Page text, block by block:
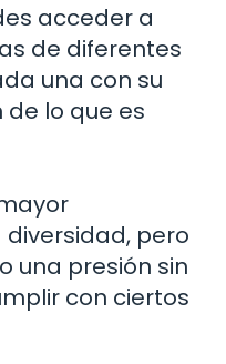
acceder a
de diferentes
una con su
lo que es
pero
una presión sin
con ciertos